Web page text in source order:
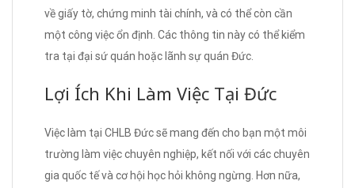
về giấy tờ, chứng minh tài chính, và có thể còn cần
một công việc ổn định. Các thông tin này có thể kiểm
tra tại đại sứ quán hoặc lãnh sự quán Đức.
Lợi Ích Khi Làm Việc Tại Đức
Việc làm tại CHLB Đức sẽ mang đến cho bạn một môi
trường làm việc chuyên nghiệp, kết nối với các chuyên
gia quốc tế và cơ hội học hỏi không ngừng. Hơn nữa,